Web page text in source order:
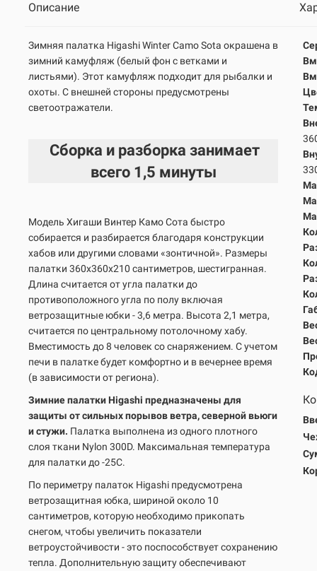
Описание
Зимняя палатка Higashi Winter Camo Sota окрашена в
зимний камуфляж (белый фон с ветками и
листьями). Этот камуфляж подходит для рыбалки и
охоты. С внешней стороны предусмотрены
светоотражатели.
Сборка и разборка занимает
всего 1,5 минуты
Модель Хигаши Винтер Камо Сота быстро
собирается и разбирается благодаря конструкции
хабов или другими словами «зонтичной». Размеры
палатки 360х360х210 сантиметров, шестигранная.
Длина считается от угла палатки до
противоположного угла по полу включая
ветрозащитные юбки - 3,6 метра. Высота 2,1 метра,
считается по центральному потолочному хабу.
Вместимость до 8 человек со снаряжением. С учетом
печи в палатке будет комфортно и в вечернее время
(в зависимости от региона).
Зимние палатки Higashi предназначены для
защиты от сильных порывов ветра, северной вьюги
и стужи. Палатка выполнена из одного плотного
слоя ткани Nylon 300D. Максимальная температура
для палатки до -25С.
По периметру палаток Higashi предусмотрена
ветрозащитная юбка, шириной около 10
сантиметров, которую необходимо прикопать
снегом, чтобы увеличить показатели
ветроустойчивости - это поспособствует сохранению
тепла. Дополнительную защиту обеспечивают